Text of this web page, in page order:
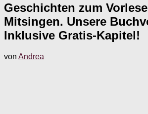
Geschichten zum
Mitsingen. Unsere
Inklusive Gratis-Kapitel!
von Andrea